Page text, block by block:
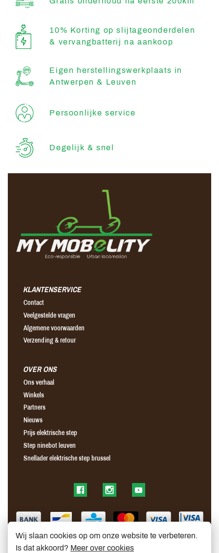
10% Korting op slijtageonderdelen
& vervangbatterij na aankoop
Eigen herstellingswerkplaats in
Antwerpen & Leuven
Persoonlijke service
Degelijk & snel
KLANTENSERVICE
Contact
Veelgestelde vragen
Algemene voorwaarden
Verzending & retour
OVER ONS
Ons verhaal
Winkels
Partners
Nieuws
Prijs elektrische step
Step ninebot leuven
Snellader elektrische step brussel
Find us on FacebookFind us on InstagramFind us on YouTube
Wij slaan cookies op om onze website te verbeteren.
Is dat akkoord? Meer over cookies